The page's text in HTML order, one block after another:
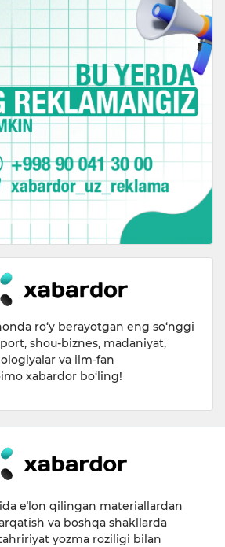
ro‘y berayotgan eng so‘nggi
shou-biznes, madaniyat,
va ilm-fan
xabardor bo‘ling!
eʼlon qilingan materiallardan
va boshqa shakllarda
yozma roziligi bilan